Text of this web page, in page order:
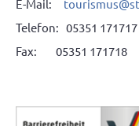
E-Mail:
Telefon: 05351 171717
Fax: 05351 171718